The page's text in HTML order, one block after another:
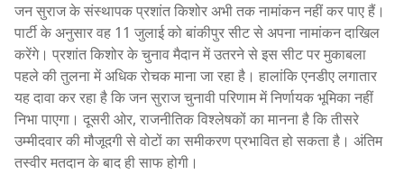
जन सुराज के संस्थापक प्रशांत किशोर अभी तक नामांकन नहीं कर पाए हैं।
पार्टी के अनुसार वह 11 जुलाई को बांकीपुर सीट से अपना नामांकन दाखिल
करेंगे। प्रशांत किशोर के चुनाव मैदान में उतरने से इस सीट पर मुकाबला
पहले की तुलना में अधिक रोचक माना जा रहा है। हालांकि एनडीए लगातार
यह दावा कर रहा है कि जन सुराज चुनावी परिणाम में निर्णायक भूमिका नहीं
निभा पाएगा। दूसरी ओर, राजनीतिक विश्लेषकों का मानना है कि तीसरे
उम्मीदवार की मौजूदगी से वोटों का समीकरण प्रभावित हो सकता है। अंतिम
तस्वीर मतदान के बाद ही साफ होगी।